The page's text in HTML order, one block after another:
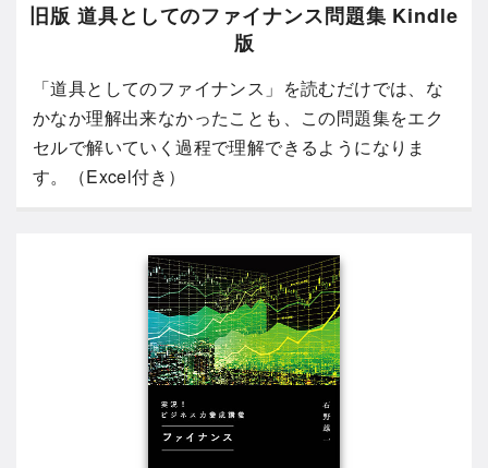
旧版 道具としてのファイナンス問題集 Kindle
版
「道具としてのファイナンス」を読むだけでは、な
かなか理解出来なかったことも、この問題集をエク
セルで解いていく過程で理解できるようになりま
す。（Excel付き）